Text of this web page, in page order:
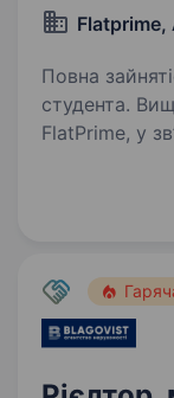
Повна
студента. Вища освіта.
FlatPrime, у